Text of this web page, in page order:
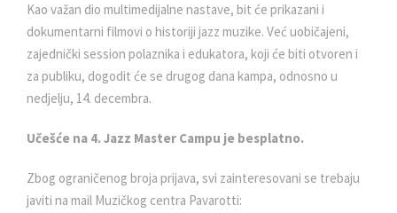
Kao važan dio multimedijalne nastave, bit će prikazani i
dokumentarni filmovi o historiji jazz muzike. Već uobičajeni,
zajednički session polaznika i edukatora, koji će biti otvoren i
za publiku, dogodit će se drugog dana kampa, odnosno u
nedjelju, 14. decembra.
Učešće na 4. Jazz Master Campu je besplatno.
Zbog ograničenog broja prijava, svi zainteresovani se trebaju
javiti na mail Muzičkog centra Pavarotti: